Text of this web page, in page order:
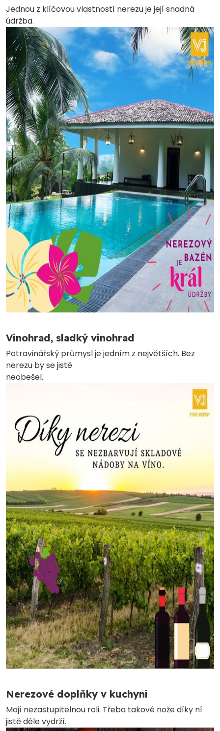
Jednou z klíčovou vlastností nerezu je její snadná
údržba.
Vinohrad, sladký vinohrad
Potravinářský průmysl je jedním z největších. Bez
nerezu by se jistě
neobešel.
Nerezové doplňky v kuchyni
Mají nezastupitelnou roli. Třeba takové nože díky ní
jistě déle vydrží.